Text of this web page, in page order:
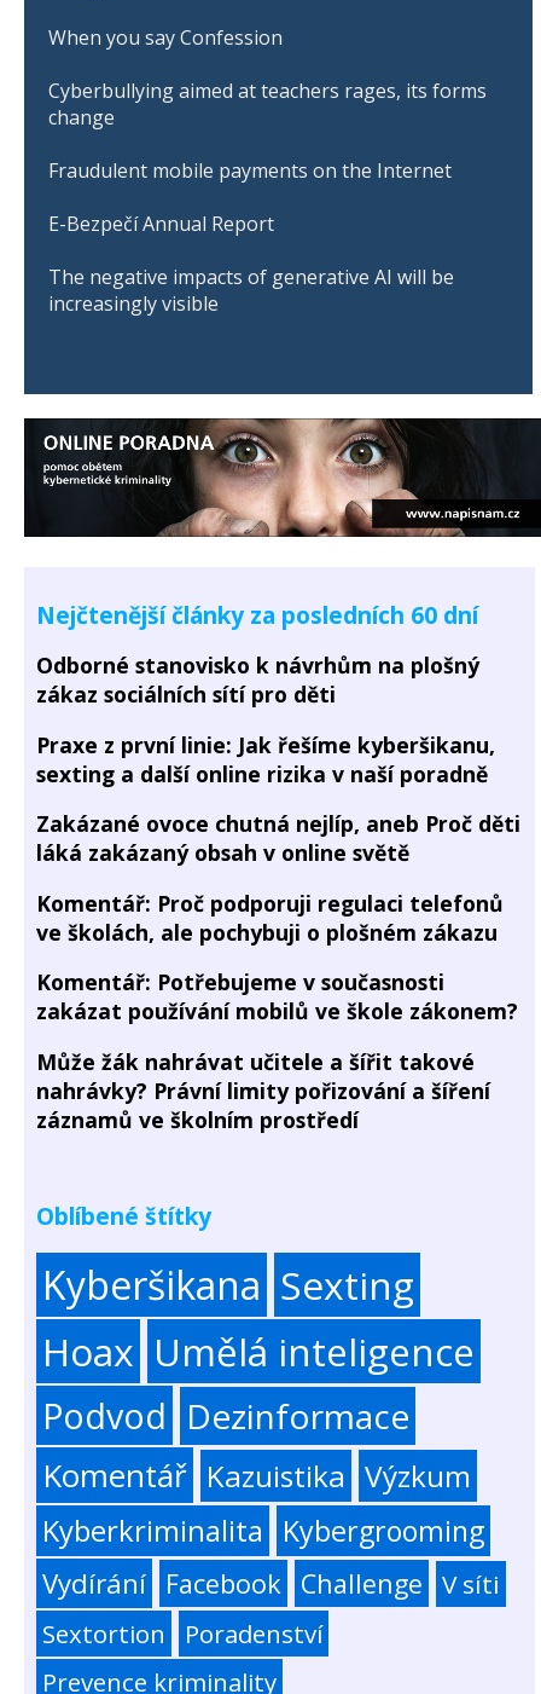
When you say Confession
Cyberbullying aimed at teachers rages, its forms
change
Fraudulent mobile payments on the Internet
E-Bezpečí Annual Report
The negative impacts of generative AI will be
increasingly visible
Nejčtenější články za posledních 60 dní
Odborné stanovisko k návrhům na plošný
zákaz sociálních sítí pro děti
Praxe z první linie: Jak řešíme kyberšikanu,
sexting a další online rizika v naší poradně
Zakázané ovoce chutná nejlíp, aneb Proč děti
láká zakázaný obsah v online světě
Komentář: Proč podporuji regulaci telefonů
ve školách, ale pochybuji o plošném zákazu
Komentář: Potřebujeme v současnosti
zakázat používání mobilů ve škole zákonem?
Může žák nahrávat učitele a šířit takové
nahrávky? Právní limity pořizování a šíření
záznamů ve školním prostředí
Oblíbené štítky
Kyberšikana Sexting
Hoax Umělá inteligence
Podvod Dezinformace
Komentář Kazuistika Výzkum
Kyberkriminalita Kybergrooming
Vydírání Facebook Challenge
V síti
Sextortion
Poradenství
Prevence kriminality